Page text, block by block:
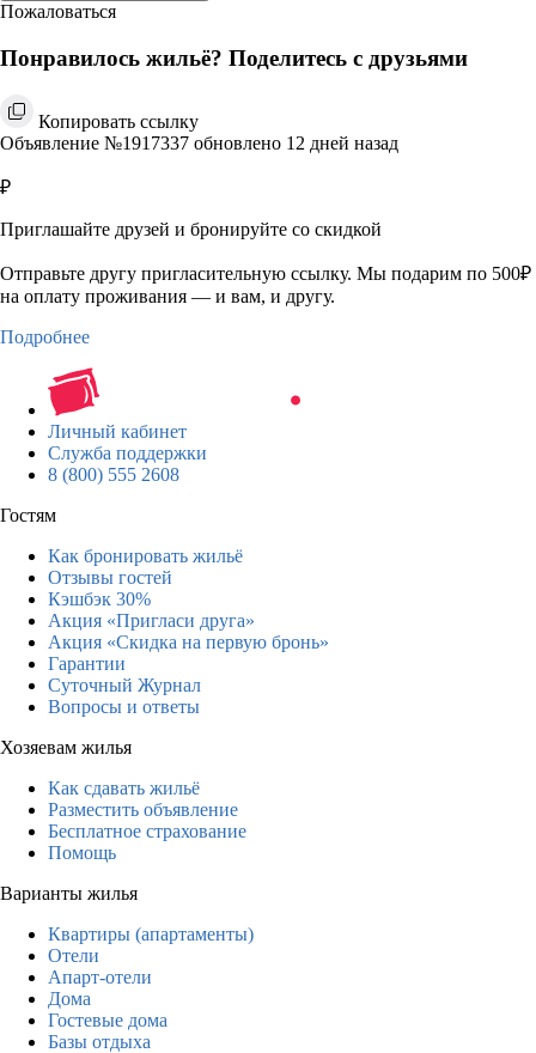
Пожаловаться
Понравилось жильё? Поделитесь с друзьями
Копировать ссылку
Объявление №1917337 обновлено 12 дней назад
₽
Приглашайте друзей и бронируйте со скидкой
Отправьте другу пригласительную ссылку. Мы подарим по 500₽
на оплату проживания — и вам, и другу.
Подробнее
Личный кабинет
Служба поддержки
8 (800) 555 2608
Гостям
Как бронировать жильё
Отзывы гостей
Кэшбэк 30%
Акция «Пригласи друга»
Акция «Скидка на первую бронь»
Гарантии
Суточный Журнал
Вопросы и ответы
Хозяевам жилья
Как сдавать жильё
Разместить объявление
Бесплатное страхование
Помощь
Варианты жилья
Квартиры (апартаменты)
Отели
Апарт-отели
Дома
Гостевые дома
Базы отдыха